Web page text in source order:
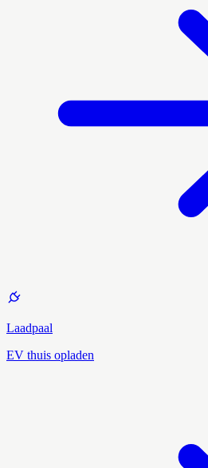
Laadpaal
EV thuis opladen